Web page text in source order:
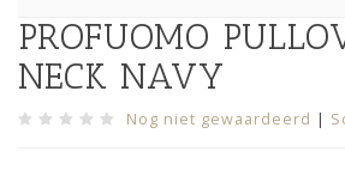
PROFUOMO
NECK NAVY
Nog niet gewaardeerd |